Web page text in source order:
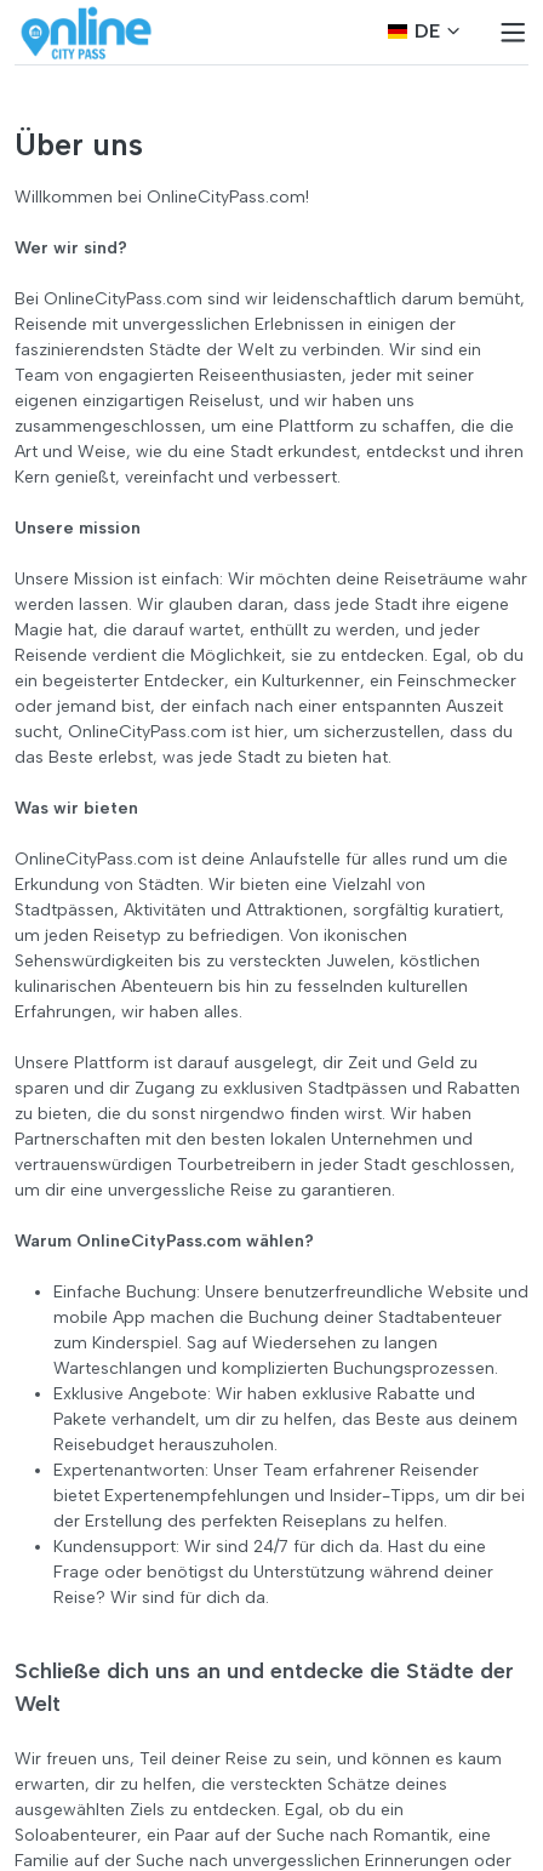
DE
Über uns
Willkommen bei OnlineCityPass.com!
Wer wir sind?
Bei OnlineCityPass.com sind wir leidenschaftlich darum bemüht,
Reisende mit unvergesslichen Erlebnissen in einigen der
faszinierendsten Städte der Welt zu verbinden. Wir sind ein
Team von engagierten Reiseenthusiasten, jeder mit seiner
eigenen einzigartigen Reiselust, und wir haben uns
zusammengeschlossen, um eine Plattform zu schaffen, die die
Art und Weise, wie du eine Stadt erkundest, entdeckst und ihren
Kern genießt, vereinfacht und verbessert.
Unsere mission
Unsere Mission ist einfach: Wir möchten deine Reiseträume wahr
werden lassen. Wir glauben daran, dass jede Stadt ihre eigene
Magie hat, die darauf wartet, enthüllt zu werden, und jeder
Reisende verdient die Möglichkeit, sie zu entdecken. Egal, ob du
ein begeisterter Entdecker, ein Kulturkenner, ein Feinschmecker
oder jemand bist, der einfach nach einer entspannten Auszeit
sucht, OnlineCityPass.com ist hier, um sicherzustellen, dass du
das Beste erlebst, was jede Stadt zu bieten hat.
Was wir bieten
OnlineCityPass.com ist deine Anlaufstelle für alles rund um die
Erkundung von Städten. Wir bieten eine Vielzahl von
Stadtpässen, Aktivitäten und Attraktionen, sorgfältig kuratiert,
um jeden Reisetyp zu befriedigen. Von ikonischen
Sehenswürdigkeiten bis zu versteckten Juwelen, köstlichen
kulinarischen Abenteuern bis hin zu fesselnden kulturellen
Erfahrungen, wir haben alles.
Unsere Plattform ist darauf ausgelegt, dir Zeit und Geld zu
sparen und dir Zugang zu exklusiven Stadtpässen und Rabatten
zu bieten, die du sonst nirgendwo finden wirst. Wir haben
Partnerschaften mit den besten lokalen Unternehmen und
vertrauenswürdigen Tourbetreibern in jeder Stadt geschlossen,
um dir eine unvergessliche Reise zu garantieren.
Warum OnlineCityPass.com wählen?
Einfache Buchung: Unsere benutzerfreundliche Website und
mobile App machen die Buchung deiner Stadtabenteuer
zum Kinderspiel. Sag auf Wiedersehen zu langen
Warteschlangen und komplizierten Buchungsprozessen.
Exklusive Angebote: Wir haben exklusive Rabatte und
Pakete verhandelt, um dir zu helfen, das Beste aus deinem
Reisebudget herauszuholen.
Expertenantworten: Unser Team erfahrener Reisender
bietet Expertenempfehlungen und Insider-Tipps, um dir bei
der Erstellung des perfekten Reiseplans zu helfen.
Kundensupport: Wir sind 24/7 für dich da. Hast du eine
Frage oder benötigst du Unterstützung während deiner
Reise? Wir sind für dich da.
Schließe dich uns an und entdecke die Städte der
Welt
Wir freuen uns, Teil deiner Reise zu sein, und können es kaum
erwarten, dir zu helfen, die versteckten Schätze deines
ausgewählten Ziels zu entdecken. Egal, ob du ein
Soloabenteurer, ein Paar auf der Suche nach Romantik, eine
Familie auf der Suche nach unvergesslichen Erinnerungen oder